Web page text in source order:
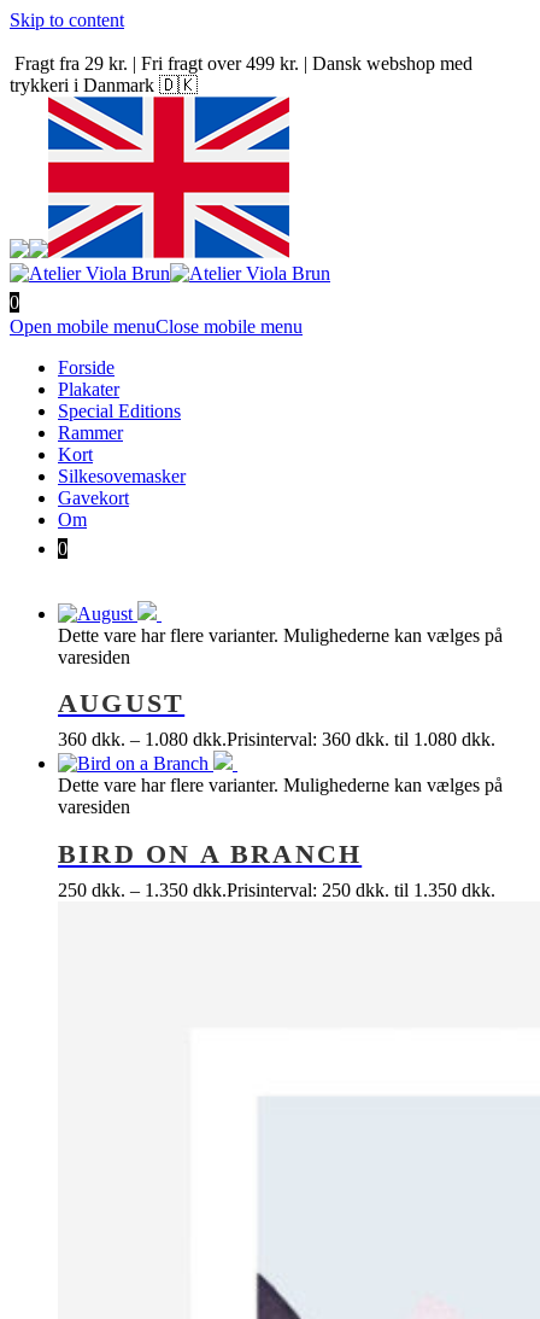
Skip to content
Fragt fra 29 kr. | Fri fragt over 499 kr. | Dansk webshop med
trykkeri i Danmark 🇩🇰
0
Open mobile menuClose mobile menu
Forside
Plakater
Special Editions
Rammer
Kort
Silkesovemasker
Gavekort
Om
0
Dette vare har flere varianter. Mulighederne kan vælges på
varesiden
AUGUST
360 dkk. – 1.080 dkk.Prisinterval: 360 dkk. til 1.080 dkk.
Dette vare har flere varianter. Mulighederne kan vælges på
varesiden
BIRD ON A BRANCH
250 dkk. – 1.350 dkk.Prisinterval: 250 dkk. til 1.350 dkk.